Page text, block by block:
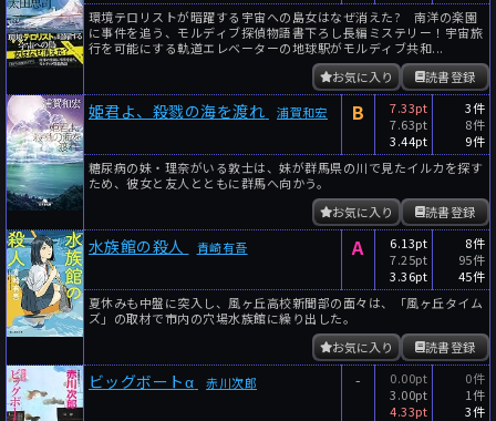
環境テロリストが暗躍する宇宙への島女はなぜ消えた? 南洋の楽園
に事件を追う、モルディブ探偵物語書下ろし長編ミステリー！宇宙旅
行を可能にする軌道エレベーターの地球駅がモルディブ共和...
読書登録
お気に入り
姫君よ、殺戮の海を渡れ 浦賀和宏 B
7.33pt
7.63pt
3.44pt
3件
8件
9件
糖尿病の妹・理奈がいる敦士は、妹が群馬県の川で見たイルカを探す
ため、彼女と友人とともに群馬へ向かう。
読書登録
お気に入り
水族館の殺人 青崎有吾 A
6.13pt
7.25pt
3.36pt
8件
95件
45件
夏休みも中盤に突入し、風ヶ丘高校新聞部の面々は、「風ヶ丘タイム
ズ」の取材で市内の穴場水族館に繰り出した。
読書登録
お気に入り
ビッグボートα 赤川次郎 -
0.00pt
3.00pt
4.33pt
0件
1件
3件